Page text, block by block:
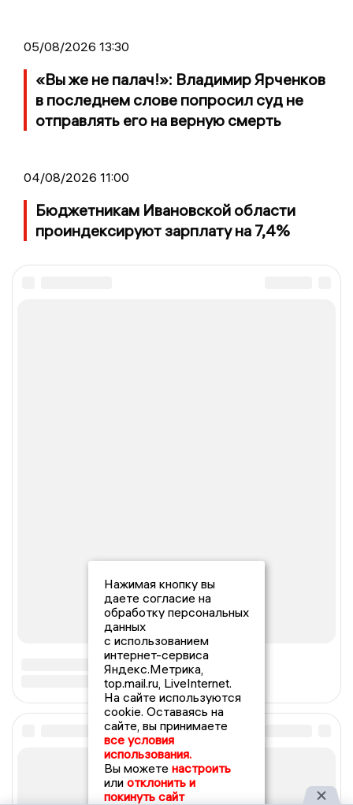
05/08/2026 13:30
«Вы же не палач!»: Владимир Ярченков
в последнем слове попросил суд не
отправлять его на верную смерть
04/08/2026 11:00
Бюджетникам Ивановской области
проиндексируют зарплату на 7,4%
Нажимая кнопку вы
даете согласие на
обработку персональных
данных
с использованием
интернет-сервиса
Яндекс.Метрика,
top.mail.ru, LiveInternet.
На сайте используются
cookie. Оставаясь на
сайте, вы принимаете
все условия
использования.
Вы можете настроить
или отклонить и
покинуть сайт